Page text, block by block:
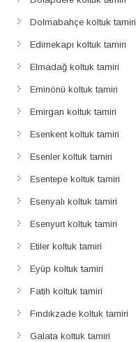
Dolmabahçe koltuk tamiri
Edirnekapı koltuk tamiri
Elmadağ koltuk tamiri
Eminönü koltuk tamiri
Emirgan koltuk tamiri
Esenkent koltuk tamiri
Esenler koltuk tamiri
Esentepe koltuk tamiri
Esenyalı koltuk tamiri
Esenyurt koltuk tamiri
Etiler koltuk tamiri
Eyüp koltuk tamiri
Fatih koltuk tamiri
Fındıkzade koltuk tamiri
Galata koltuk tamiri